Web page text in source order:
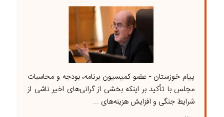
پیام خوزستان - عضو کمیسیون برنامه، بودجه و محاسبات
مجلس با تأکید بر اینکه بخشی از گرانی‌های اخیر ناشی از
شرایط جنگی و افزایش هزینه‌های ...